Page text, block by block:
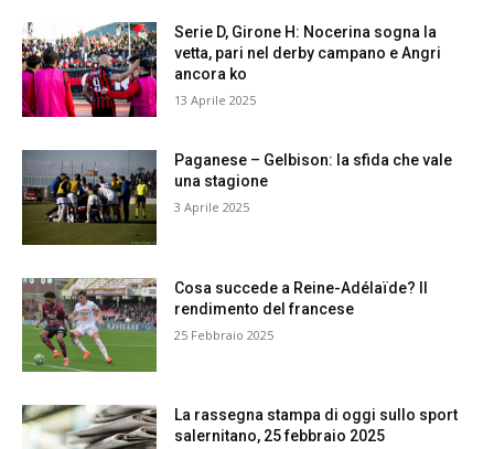
Serie D, Girone H: Nocerina sogna la
vetta, pari nel derby campano e Angri
ancora ko
13 Aprile 2025
Paganese – Gelbison: la sfida che vale
una stagione
3 Aprile 2025
Cosa succede a Reine-Adélaïde? Il
rendimento del francese
25 Febbraio 2025
La rassegna stampa di oggi sullo sport
salernitano, 25 febbraio 2025